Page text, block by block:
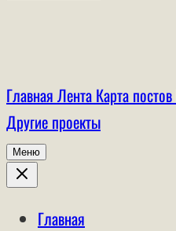
Главная Лента Карта постов
Другие проекты
Меню
Главная